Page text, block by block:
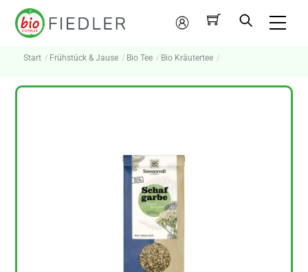
Skip
Mein
Konto
Start Frühstück & Jause Bio Tee Bio Kräutertee